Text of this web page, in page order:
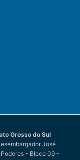
Grosso do Sul
José
- Bloco 09 -